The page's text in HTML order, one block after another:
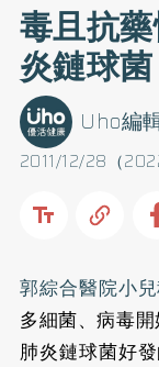
毒且抗
炎鏈球菌
2011/12/28（
Uho編
郭綜合醫院小
多細菌、病毒
肺炎鏈球菌好